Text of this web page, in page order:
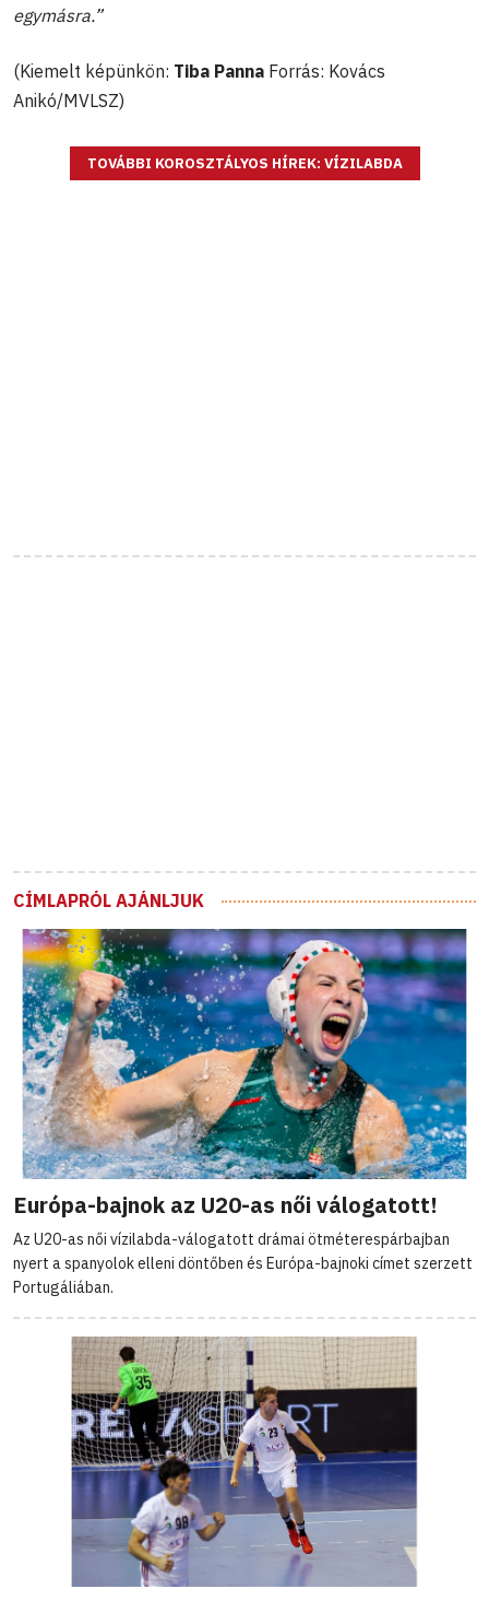
egymásra.”
(Kiemelt képünkön: Tiba Panna Forrás: Kovács
Anikó/MVLSZ)
TOVÁBBI KOROSZTÁLYOS HÍREK: VÍZILABDA
CÍMLAPRÓL AJÁNLJUK
Európa-bajnok az U20-as női válogatott!
Az U20-as női vízilabda-válogatott drámai ötméterespárbajban
nyert a spanyolok elleni döntőben és Európa-bajnoki címet szerzett
Portugáliában.